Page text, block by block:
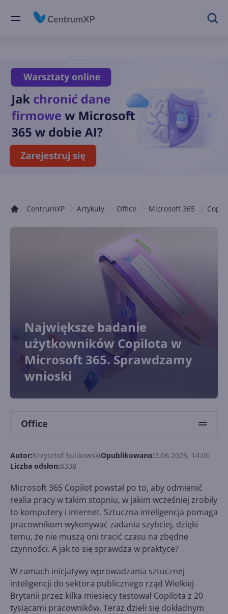
CentrumXP Artykuły Office Microsoft 365
Największe badanie
użytkowników Copilota w
Microsoft 365. Sprawdzamy
wnioski
Office
Autor:Krzysztof SulikowskiOpublikowano:3.06.2025, 14:00
Liczba odsłon:8338
Microsoft 365 Copilot powstał po to, aby odmienić
realia pracy w takim stopniu, w jakim wcześniej zrobiły
to komputery i internet. Sztuczna inteligencja pomaga
pracownikom wykonywać zadania szybciej, dzięki
temu, że nie muszą oni tracić czasu na zbędne
czynności. A jak to się sprawdza w praktyce?
W ramach inicjatywy wprowadzania sztucznej
inteligencji do sektora publicznego rząd Wielkiej
Brytanii przez kilka miesięcy testował Copilota z 20
tysiącami pracowników. Teraz dzieli się dokładnym